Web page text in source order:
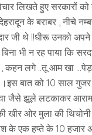
लिखते हुए सरकारों
के बराबर , नीचे
जी थे !!धीरू उनको
भी न रह पाया कि
, कहन लगे ..तू आम खा
बात को 10 साल
जैसे झूले लटकाकर
खीर ओर मुला की
के एक हप्ते के 10